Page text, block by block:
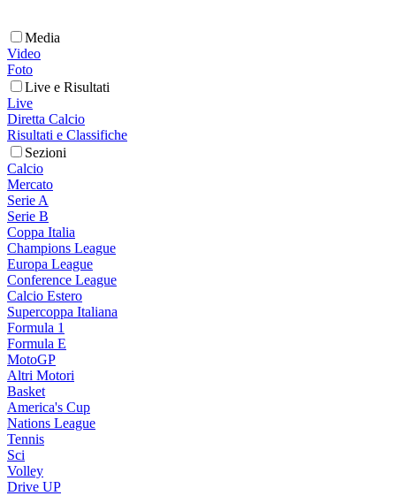
Media
Video
Foto
Live e Risultati
Live
Diretta Calcio
Risultati e Classifiche
Sezioni
Calcio
Mercato
Serie A
Serie B
Coppa Italia
Champions League
Europa League
Conference League
Calcio Estero
Supercoppa Italiana
Formula 1
Formula E
MotoGP
Altri Motori
Basket
America's Cup
Nations League
Tennis
Sci
Volley
Drive UP